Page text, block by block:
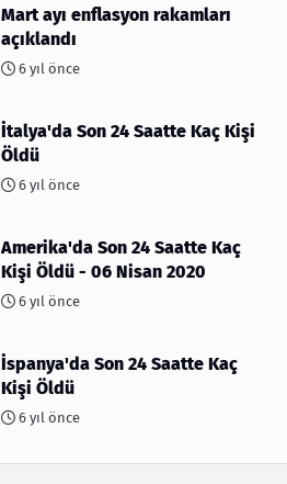
Mart ayı enflasyon rakamları
açıklandı
6 yıl önce
İtalya'da Son 24 Saatte Kaç Kişi
Öldü
6 yıl önce
Amerika'da Son 24 Saatte Kaç
Kişi Öldü - 06 Nisan 2020
6 yıl önce
İspanya'da Son 24 Saatte Kaç
Kişi Öldü
6 yıl önce